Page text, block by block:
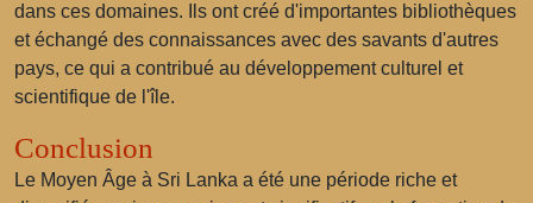
dans ces domaines. Ils ont créé d'importantes bibliothèques
et échangé des connaissances avec des savants d'autres
pays, ce qui a contribué au développement culturel et
scientifique de l'île.
Conclusion
Le Moyen Âge à Sri Lanka a été une période riche et